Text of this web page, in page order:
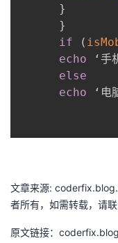
者
学
支
持
}
}
if
(
echo ‘手
else
echo ‘电
文章来源:
者所有，如需转载，请联
原文链接：